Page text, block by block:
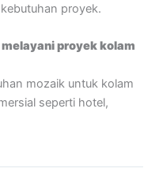
proyek.
proyek kolam
mozaik untuk kolam
seperti hotel,